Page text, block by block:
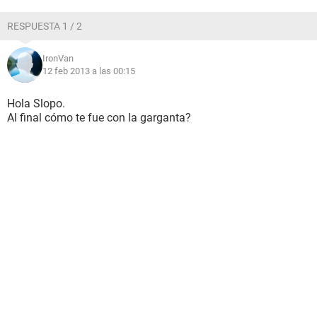
RESPUESTA 1 / 2
IronVan
12 feb 2013 a las 00:15
Hola Slopo.
Al final cómo te fue con la garganta?